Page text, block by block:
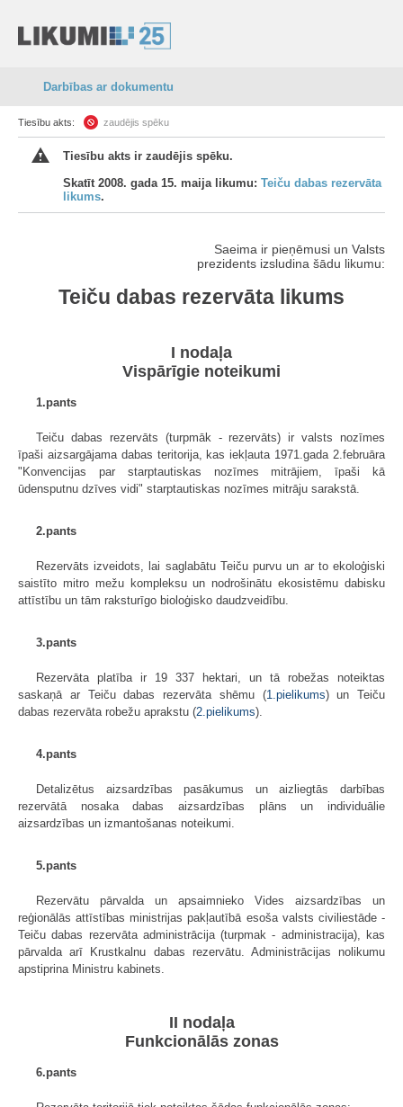
Darbības ar dokumentu
Tiesību akts: zaudējis spēku
Tiesību akts ir zaudējis spēku.
Skatīt 2008. gada 15. maija likumu: Teiču dabas rezervāta
likums.
Saeima ir pieņēmusi un Valsts
prezidents izsludina šādu likumu:
Teiču dabas rezervāta likums
I nodaļa
Vispārīgie noteikumi
1.pants
Teiču dabas rezervāts (turpmāk - rezervāts) ir valsts nozīmes
īpaši aizsargājama dabas teritorija, kas iekļauta 1971.gada 2.februāra
"Konvencijas par starptautiskas nozīmes mitrājiem, īpaši kā
ūdensputnu dzīves vidi" starptautiskas nozīmes mitrāju sarakstā.
2.pants
Rezervāts izveidots, lai saglabātu Teiču purvu un ar to ekoloģiski
saistīto mitro mežu kompleksu un nodrošinātu ekosistēmu dabisku
attīstību un tām raksturīgo bioloģisko daudzveidību.
3.pants
Rezervāta platība ir 19 337 hektari, un tā robežas noteiktas
saskaņā ar Teiču dabas rezervāta shēmu (1.pielikums) un Teiču
dabas rezervāta robežu aprakstu (2.pielikums).
4.pants
Detalizētus aizsardzības pasākumus un aizliegtās darbības
rezervātā nosaka dabas aizsardzības plāns un individuālie
aizsardzības un izmantošanas noteikumi.
5.pants
Rezervātu pārvalda un apsaimnieko Vides aizsardzības un
reģionālās attīstības ministrijas pakļautībā esoša valsts civiliestāde -
Teiču dabas rezervāta administrācija (turpmak - administracija), kas
pārvalda arī Krustkalnu dabas rezervātu. Administrācijas nolikumu
apstiprina Ministru kabinets.
II nodaļa
Funkcionālās zonas
6.pants